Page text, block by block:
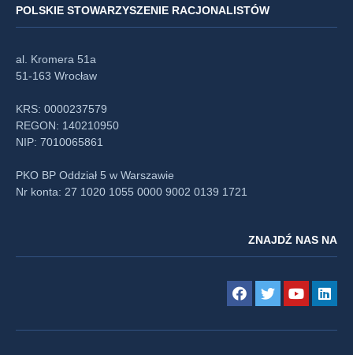
POLSKIE STOWARZYSZENIE RACJONALISTÓW
al. Kromera 51a
51-163 Wrocław
KRS: 0000237579
REGON: 140210950
NIP: 7010065861
PKO BP Oddział 5 w Warszawie
Nr konta: 27 1020 1055 0000 9002 0139 1721
ZNAJDŹ NAS NA